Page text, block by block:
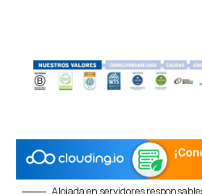
Alojada en servidores